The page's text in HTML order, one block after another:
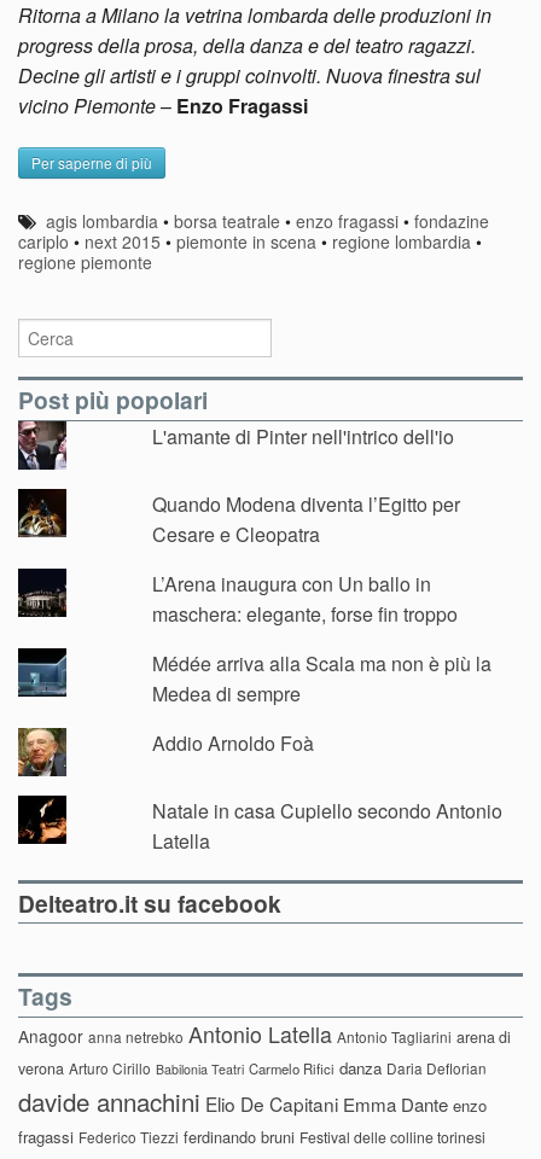
Ritorna a Milano la vetrina lombarda delle produzioni in
progress della prosa, della danza e del teatro ragazzi.
Decine gli artisti e i gruppi coinvolti. Nuova finestra sul
vicino Piemonte– Enzo Fragassi
Per saperne di più
agis lombardia •borsa teatrale •enzo fragassi •fondazine
cariplo • next 2015 • piemonte in scena • regione lombardia •
regione piemonte
Post più popolari
L'amante di Pinter nell'intrico dell'io
Quando Modena diventa l’Egitto per
Cesare e Cleopatra
L’Arena inaugura con Un ballo in
maschera: elegante, forse fin troppo
Médée arriva alla Scala ma non è più la
Medea di sempre
Addio Arnoldo Foà
Natale in casa Cupiello secondo Antonio
Latella
Delteatro.it su facebook
Tags
Anagoor anna netrebko Antonio Latella Antonio Tagliarini arena di
verona Arturo Cirillo Babilonia Teatri Carmelo Rifici danza Daria Deflorian
davide annachini Elio De Capitani Emma Dante enzo
fragassi Federico Tiezzi ferdinando bruni Festival delle colline torinesi